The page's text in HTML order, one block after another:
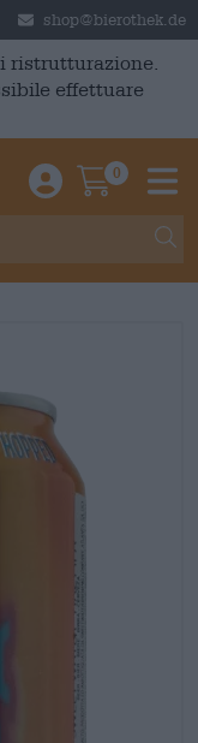
shop@bierothek.de
ristrutturazione.
effettuare
Einloggen /
0